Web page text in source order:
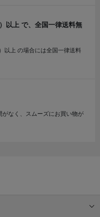
以上 で、全国一律送料無
以上 の場合には全国一律送料
なく、スムーズにお買い物が